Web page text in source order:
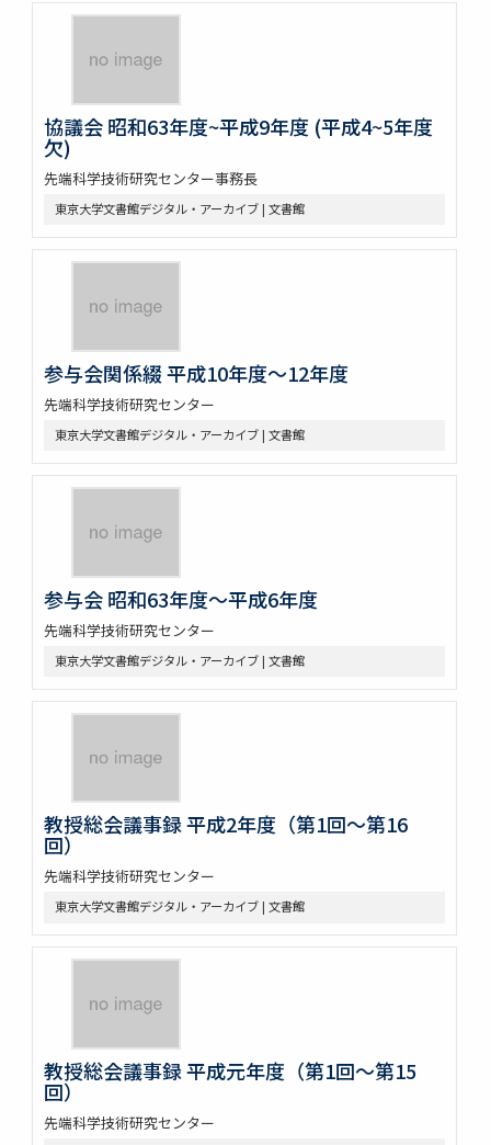
協議会 昭和63年度~平成9年度 (平成4~5年度
欠)
先端科学技術研究センター事務長
東京大学文書館デジタル・アーカイブ | 文書館
参与会関係綴 平成10年度～12年度
先端科学技術研究センター
東京大学文書館デジタル・アーカイブ | 文書館
参与会 昭和63年度～平成6年度
先端科学技術研究センター
東京大学文書館デジタル・アーカイブ | 文書館
教授総会議事録 平成2年度（第1回～第16
回）
先端科学技術研究センター
東京大学文書館デジタル・アーカイブ | 文書館
教授総会議事録 平成元年度（第1回～第15
回）
先端科学技術研究センター